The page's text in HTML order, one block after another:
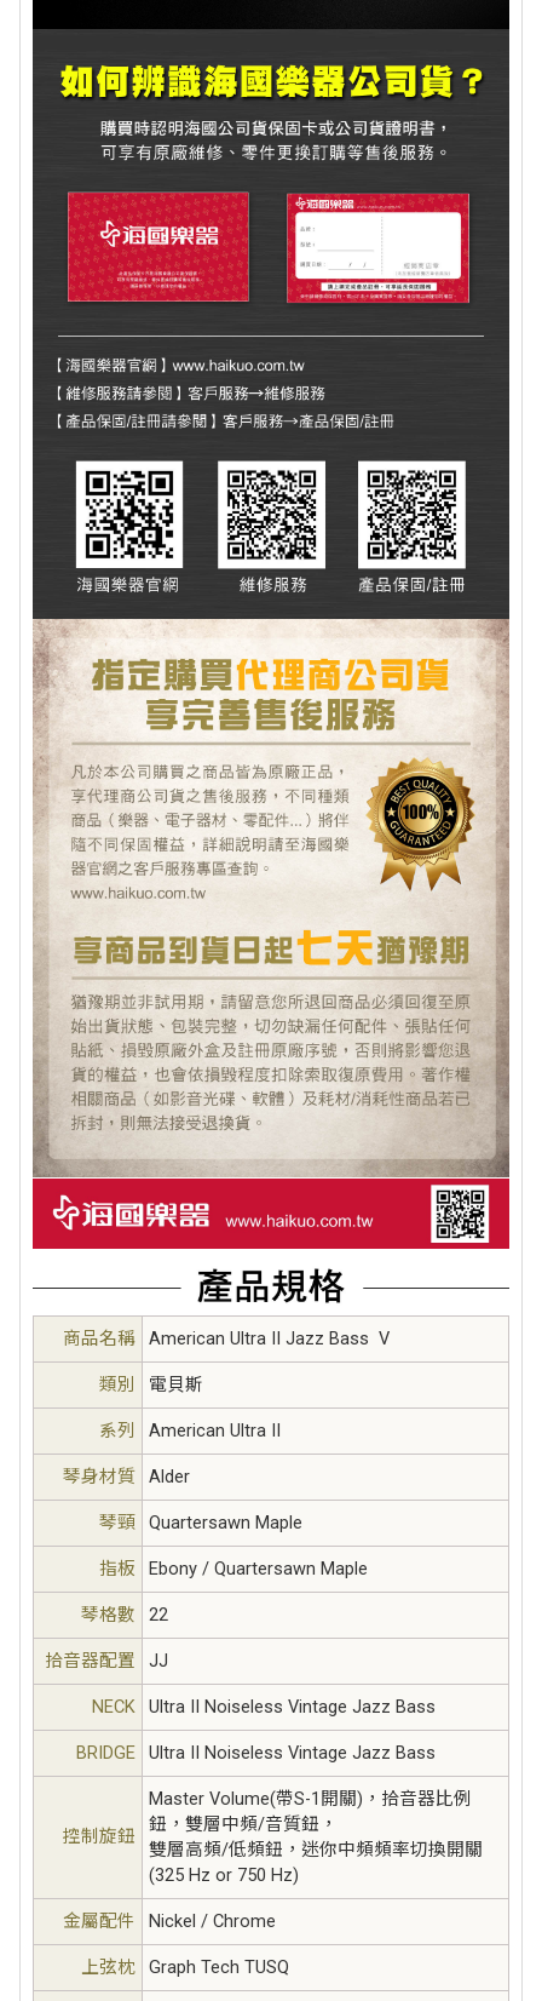
商品名稱 American Ultra II Jazz Bass V
類別 電貝斯
系列 American Ultra II
琴身材質 Alder
琴頸 Quartersawn Maple
指板 Ebony / Quartersawn Maple
琴格數 22
拾音器配置 JJ
NECK Ultra II Noiseless Vintage Jazz Bass
BRIDGE Ultra II Noiseless Vintage Jazz Bass
控制旋鈕
Master Volume(帶S-1開關)，拾音器比例
鈕，雙層中頻/音質鈕，
雙層高頻/低頻鈕，迷你中頻頻率切換開關
(325 Hz or 750 Hz)
金屬配件 Nickel / Chrome
上弦枕 Graph Tech TUSQ